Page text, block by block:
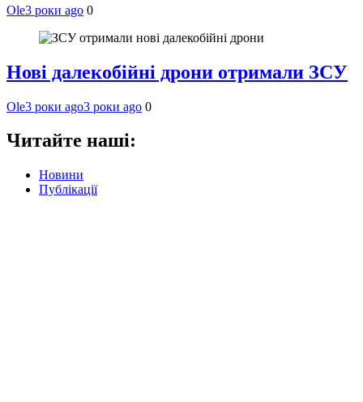
Ole3 роки ago 0
Нові далекобійні дрони отримали ЗСУ
Ole3 роки ago3 роки ago 0
Читайте наші:
Новини
Публікації